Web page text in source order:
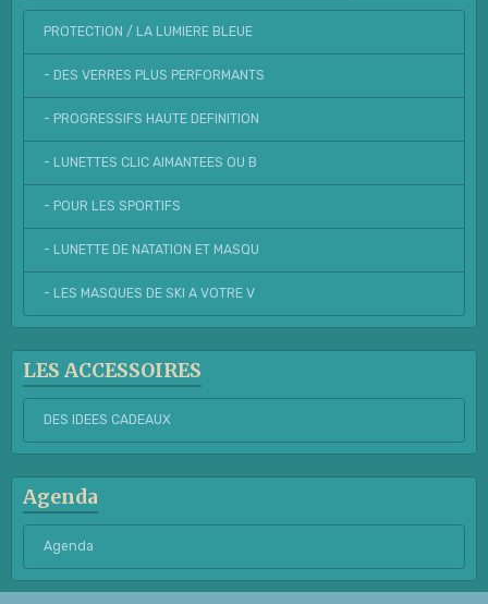
PROTECTION / LA LUMIERE BLEUE
- DES VERRES PLUS PERFORMANTS
- PROGRESSIFS HAUTE DEFINITION
- LUNETTES CLIC AIMANTEES OU B
- POUR LES SPORTIFS
- LUNETTE DE NATATION ET MASQU
- LES MASQUES DE SKI A VOTRE V
LES ACCESSOIRES
DES IDEES CADEAUX
Agenda
Agenda